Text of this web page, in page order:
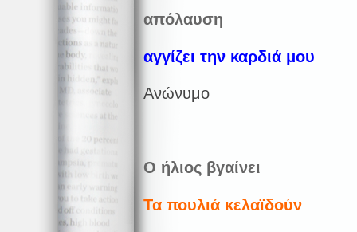
απόλαυση
αγγίζει την καρδιά μου
Ανώνυμο
Ο ήλιος βγαίνει
Τα πουλιά κελαϊδούν